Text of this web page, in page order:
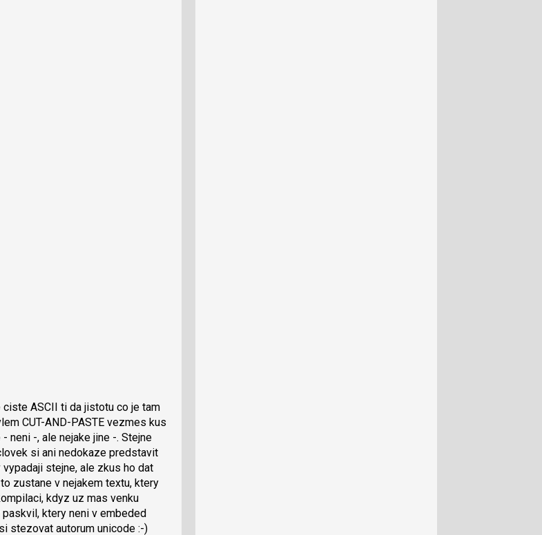
ASCII ti da jistotu co je tam
CUT-AND-PASTE vezmes kus
neni -, ale nejake jine -. Stejne
si ani nedokaze predstavit
stejne, ale zkus ho dat
zustane v nejakem textu, ktery
kdyz uz mas venku
ktery neni v embeded
stezovat autorum unicode :-)